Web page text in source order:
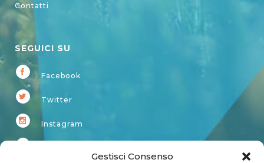
Gestisci Consenso
Contatti
SEGUICI SU
Facebook
Twitter
Instagram